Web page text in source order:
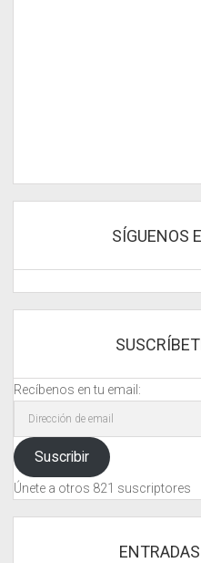
SÍGUENOS
Recíbenos en tu email:
Dirección
emailSuscribir
Únete a otros 821 suscriptores